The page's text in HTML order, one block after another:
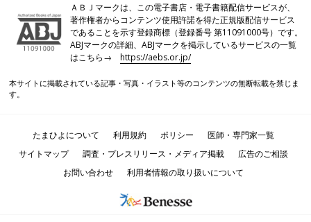
ＡＢＪマークは、この電子書店・電子書籍配信サービスが、
著作権者からコンテンツ使用許諾を得た正規版配信サービス
であることを示す登録商標（登録番号 第11091000号）です。
ABJマークの詳細、ABJマークを掲示しているサービスの一覧
はこちら→https://aebs.or.jp/
本サイトに掲載されている記事・写真・イラスト等のコンテンツの無断転載を禁じま
す。
たまひよについて 利用規約 ポリシー
医師・専門家一覧
サイトマップ
調査・プレスリリース・メディア掲載
広告のご相談
お問い合わせ
利用者情報の取り扱いについて